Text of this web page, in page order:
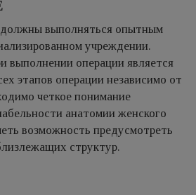
выполняться опытным
учреждении.
операции является
этапов операции независимо от
четкое понимание
анатомии женского
возможность предусмотреть
структур.